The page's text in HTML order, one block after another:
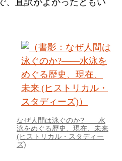
なぜ人間は泳ぐのか?――水
泳をめぐる歴史、現在、未来
(ヒストリカル・スタディー
ズ)